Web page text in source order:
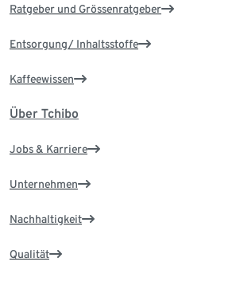
Ratgeber und Grössenratgeber
Entsorgung/ Inhaltsstoffe
Kaffeewissen
Über Tchibo
Jobs & Karriere
Unternehmen
Nachhaltigkeit
Qualität